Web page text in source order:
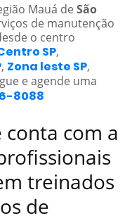
Mauá de São
de manutenção
o centro
SP,
, Zona leste SP,
e agende uma
8088
conta com a
treinados
de